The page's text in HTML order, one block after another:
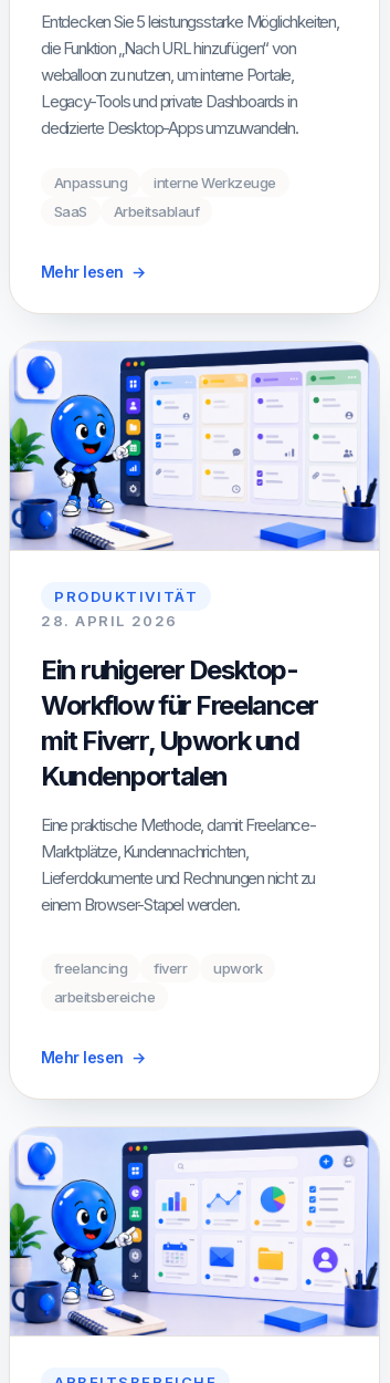
Entdecken Sie 5 leistungsstarke Möglichkeiten,
die Funktion „Nach URL hinzufügen“ von
weballoon zu nutzen, um interne Portale,
Legacy-Tools und private Dashboards in
dedizierte Desktop-Apps umzuwandeln.
Anpassung
interne Werkzeuge
SaaS
Arbeitsablauf
Mehr lesen →
PRODUKTIVITÄT
28. APRIL 2026
Ein ruhigerer Desktop-
Workflow für Freelancer
mit Fiverr, Upwork und
Kundenportalen
Eine praktische Methode, damit Freelance-
Marktplätze, Kundennachrichten,
Lieferdokumente und Rechnungen nicht zu
einem Browser-Stapel werden.
freelancing fiverr
upwork
arbeitsbereiche
Mehr lesen →